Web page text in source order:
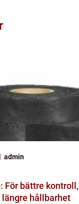
admin
För bättre
längre hållbarhet